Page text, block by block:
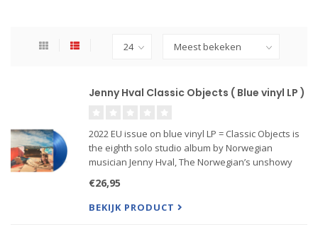
Jenny Hval Classic Objects ( Blue vinyl LP )
2022 EU issue on blue vinyl LP = Classic Objects is
the eighth solo studio album by Norwegian
musician Jenny Hval, The Norwegian’s unshowy
on this intriguing slow reveal of an album
€26,95
BEKIJK PRODUCT